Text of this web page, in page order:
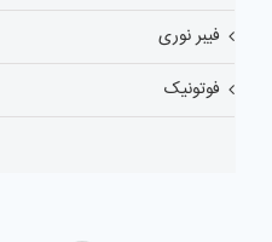
فیبر نوری
فوتونیک